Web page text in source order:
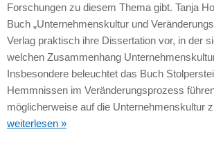
Forschungen zu diesem Thema gibt. Tanja
Buch „Unternehmenskultur und
Verlag praktisch ihre Dissertation vor, in der
welchen Zusammenhang
Insbesondere beleuchtet das Buch
Hemmnissen im Veränderungsprozess
möglicherweise auf die Unternehmenskultur
weiterlesen »